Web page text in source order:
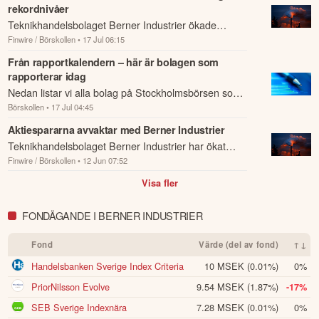
rekordnivåer
Teknikhandelsbolaget Berner Industrier ökade
omsättningen till 319,9 miljoner kronor (272,8), med
en organisk tillväxt på 8,5 procent, samti...
Finwire / Börskollen • 17 Jul 06:15
Från rapportkalendern – här är bolagen som
rapporterar idag
Nedan listar vi alla bolag på Stockholmsbörsen som
rapporterar idag den 17 juli.
Börskollen • 17 Jul 04:45
Aktiespararna avvaktar med Berner Industrier
Teknikhandelsbolaget Berner Industrier har ökat
förvärvstakten på senare tid och utrymme för fler
uppköp finns tack vare en fortsatt stark b...
Finwire / Börskollen • 12 Jun 07:52
Visa fler
FONDÄGANDE I BERNER INDUSTRIER
Fond Värde (del av fond) ↑↓
Handelsbanken Sverige Index Criteria 10 MSEK (0.01%)
0%
PriorNilsson Evolve
9.54 MSEK (1.87%) -17%
SEB Sverige Indexnära 7.28 MSEK (0.01%) 0%